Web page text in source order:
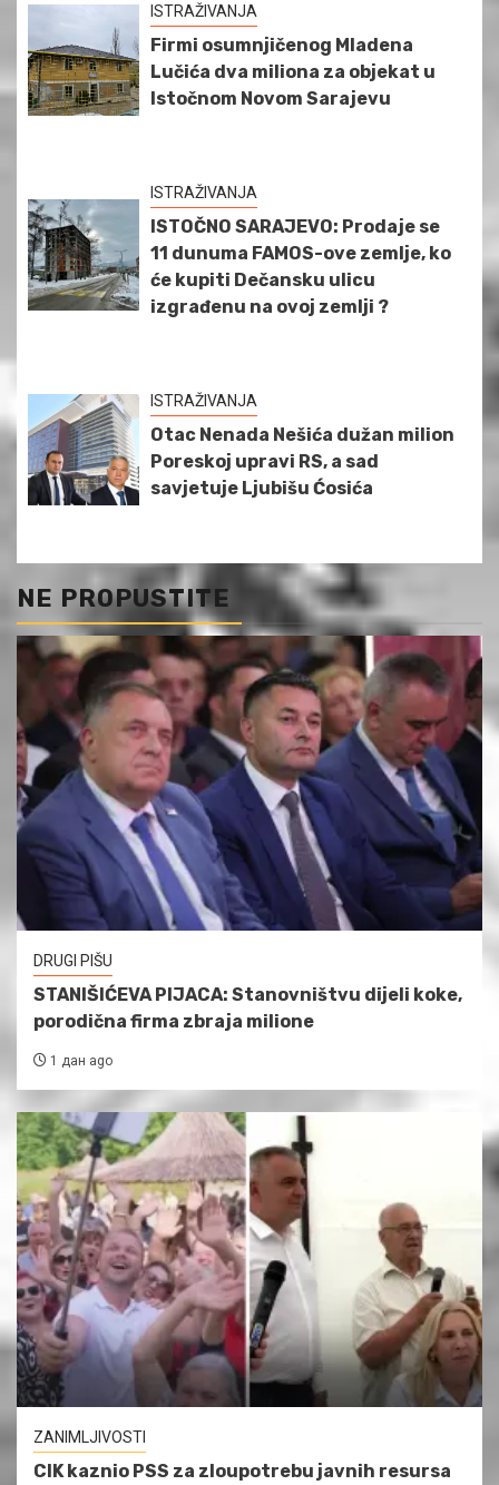
ISTRAŽIVANJA
Firmi osumnjičenog Mladena
Lučića dva miliona za objekat u
Istočnom Novom Sarajevu
ISTRAŽIVANJA
ISTOČNO SARAJEVO: Prodaje se
11 dunuma FAMOS-ove zemlje, ko
će kupiti Dečansku ulicu
izgrađenu na ovoj zemlji ?
ISTRAŽIVANJA
Otac Nenada Nešića dužan milion
Poreskoj upravi RS, a sad
savjetuje Ljubišu Ćosića
NE PROPUSTITE
DRUGI PIŠU
STANIŠIĆEVA PIJACA: Stanovništvu dijeli koke,
porodična firma zbraja milione
1 дан ago
ZANIMLJIVOSTI
CIK kaznio PSS za zloupotrebu javnih resursa